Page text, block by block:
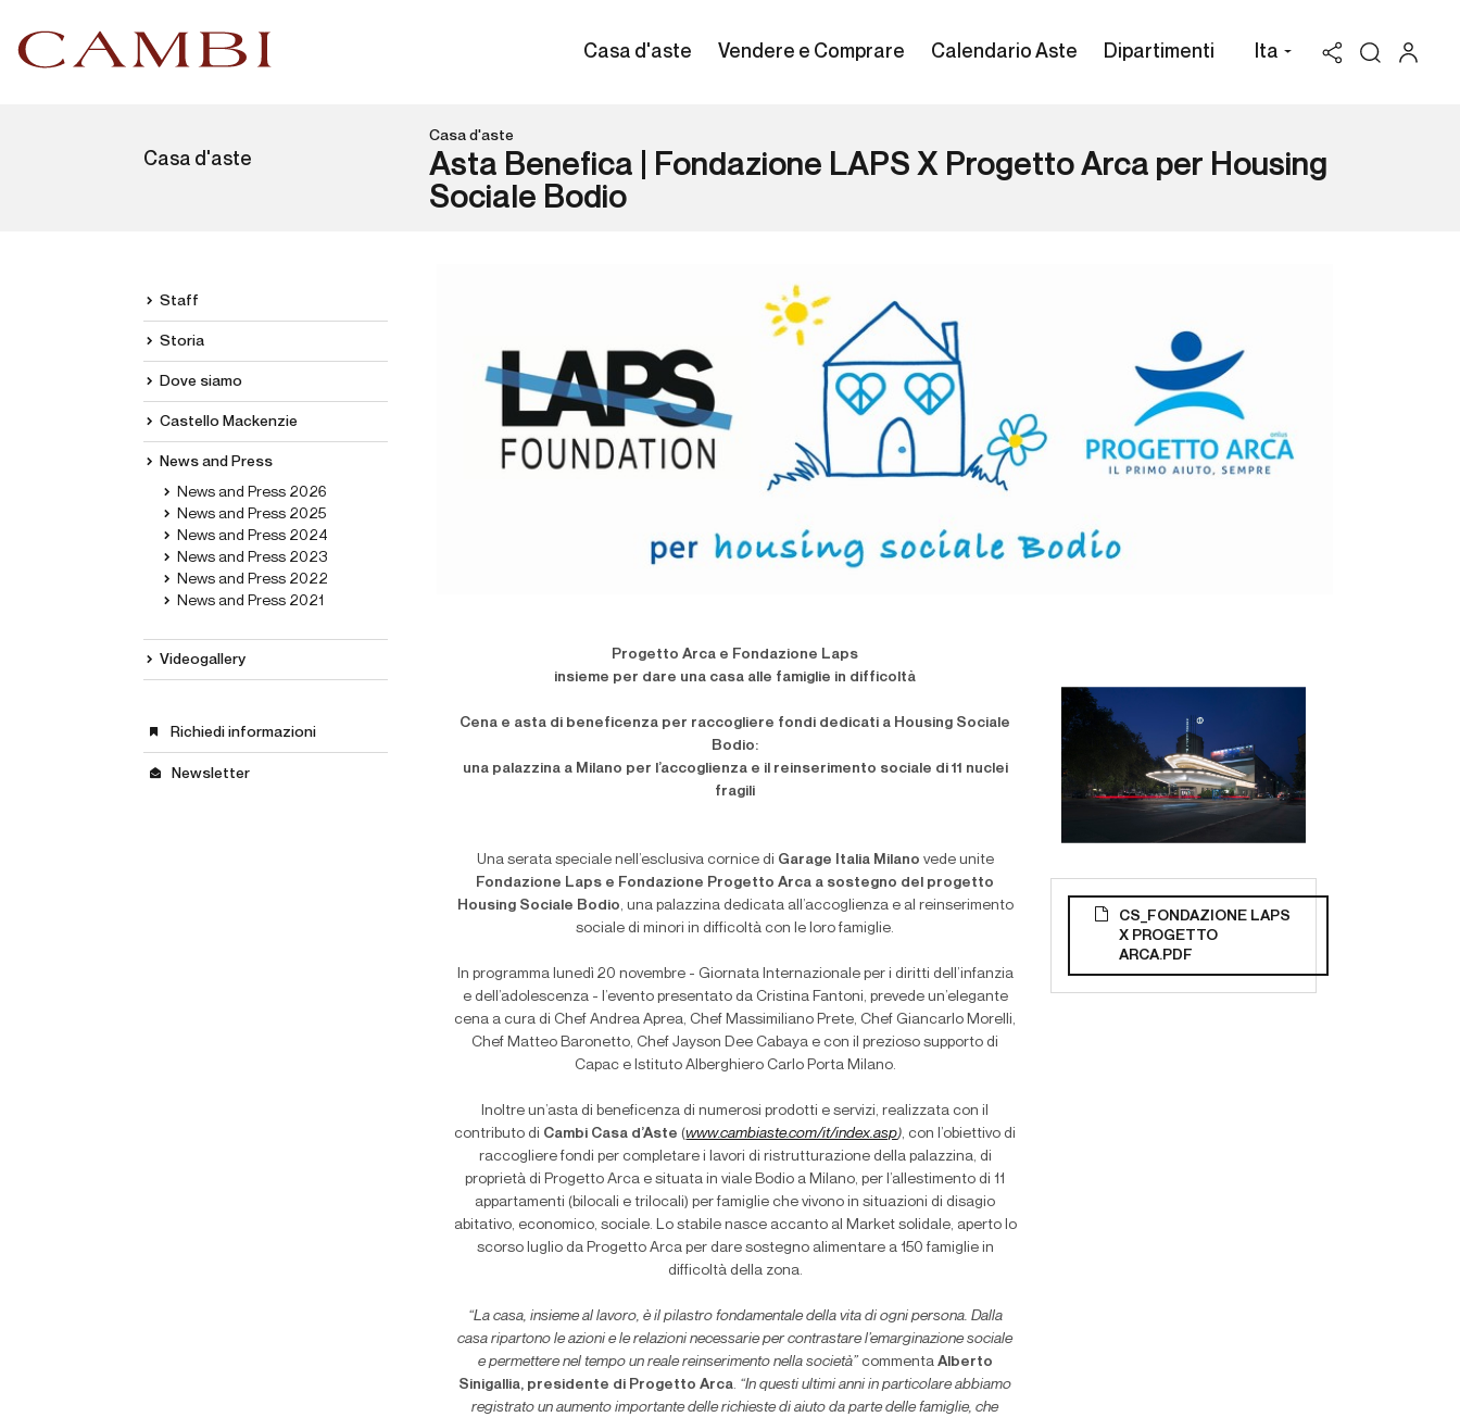
Casa d'aste Vendere e Comprare Calendario Aste Dipartimenti Ita
Casa d'aste
Casa d'aste
Asta Benefica | Fondazione LAPS X Progetto Arca per Housing
Sociale Bodio
Staff
Storia
Dove siamo
Castello Mackenzie
News and Press
News and Press 2026
News and Press 2025
News and Press 2024
News and Press 2023
News and Press 2022
News and Press 2021
Videogallery
Richiedi informazioni
Newsletter
CS_FONDAZIONE LAPS
X PROGETTO
ARCA.PDF
Progetto Arca e Fondazione Laps
insieme per dare una casa alle famiglie in difficoltà
Cena e asta di beneficenza per raccogliere fondi dedicati a Housing Sociale
Bodio:
una palazzina a Milano per l’accoglienza e il reinserimento sociale di 11 nuclei
fragili
Una serata speciale nell’esclusiva cornice di Garage Italia Milano vede unite
Fondazione Laps e Fondazione Progetto Arca a sostegno del progetto
Housing Sociale Bodio, una palazzina dedicata all’accoglienza e al reinserimento
sociale di minori in difficoltà con le loro famiglie.
In programma lunedì 20 novembre - Giornata Internazionale per i diritti dell’infanzia
e dell’adolescenza - l’evento presentato da Cristina Fantoni, prevede un’elegante
cena a cura di Chef Andrea Aprea, Chef Massimiliano Prete, Chef Giancarlo Morelli,
Chef Matteo Baronetto, Chef Jayson Dee Cabaya e con il prezioso supporto di
Capac e Istituto Alberghiero Carlo Porta Milano.
Inoltre un’asta di beneficenza di numerosi prodotti e servizi, realizzata con il
contributo di Cambi Casa d’Aste(www.cambiaste.com/it/index.asp), con l’obiettivo di
raccogliere fondi per completare i lavori di ristrutturazione della palazzina, di
proprietà di Progetto Arca e situata in viale Bodio a Milano, per l’allestimento di 11
appartamenti (bilocali e trilocali) per famiglie che vivono in situazioni di disagio
abitativo, economico, sociale. Lo stabile nasce accanto al Market solidale, aperto lo
scorso luglio da Progetto Arca per dare sostegno alimentare a 150 famiglie in
difficoltà della zona.
“La casa, insieme al lavoro, è il pilastro fondamentale della vita di ogni persona. Dalla
casa ripartono le azioni e le relazioni necessarie per contrastare l’emarginazione sociale
e permettere nel tempo un reale reinserimento nella società”commenta Alberto
Sinigallia, presidente di Progetto Arca. “In questi ultimi anni in particolare abbiamo
registrato un aumento importante delle richieste di aiuto da parte delle famiglie, che